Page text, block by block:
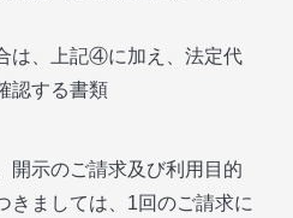
は、上記④に加え、法定代
認する書類
開示のご請求及び利用目的
きましては、1回のご請求に